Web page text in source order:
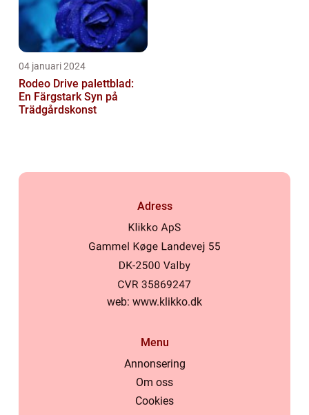
04 januari 2024
Rodeo Drive palettblad:
En Färgstark Syn på
Trädgårdskonst
Adress
web: www.klikko.dk
Menu
Annonsering
Om oss
Cookies